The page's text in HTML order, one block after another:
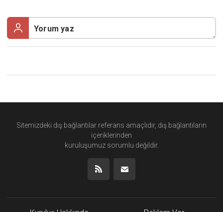
Sitemizdeki dış bağlantılar referans amaçlıdır, dış bağlantıların
içeriklerinden
kuruluşumuz sorumlu değildir.